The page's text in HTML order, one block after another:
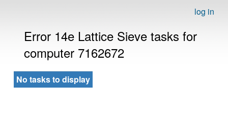
log in
Error 14e Lattice Sieve tasks for
computer 7162672
No tasks to display